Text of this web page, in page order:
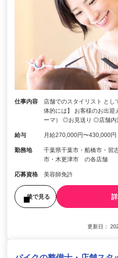
仕事内容
店舗でのスタイリスト と
体的には】 お客様のお出
ーマ） ◎お見送り ◎店舗
給与 月給270,000円〜430,000円
勤務地
千葉県千葉市・船橋市・習
市・木更津市 の各店舗
応募資格 美容師免許
後で見る
更新日：